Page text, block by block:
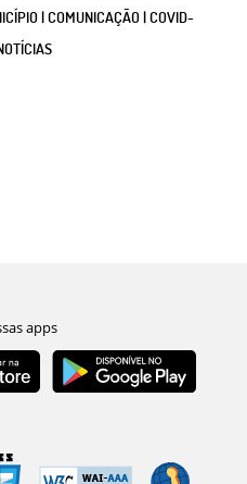
| COMUNICAÇÃO | COVID-